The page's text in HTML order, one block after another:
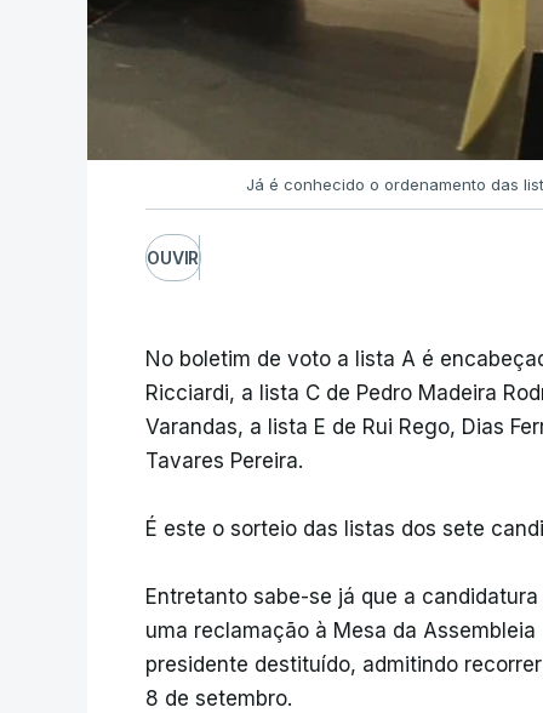
Já é conhecido o ordenamento das
OUVIR
No boletim de voto a lista A é
Ricciardi, a lista C de Pedro Madeira
Varandas, a lista E de Rui Rego, Dias
Tavares Pereira.
É este o sorteio das listas dos sete
Entretanto sabe-se já que a
uma reclamação à Mesa da
presidente destituído, admitindo
8 de setembro.